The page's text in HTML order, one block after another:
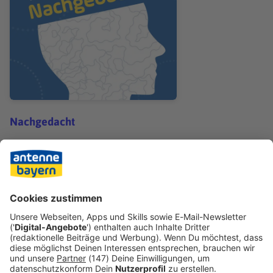
Nachgedacht
Nachgedacht: Fasten
Teilen
ALLE FOLGEN ANDERE INHALTE